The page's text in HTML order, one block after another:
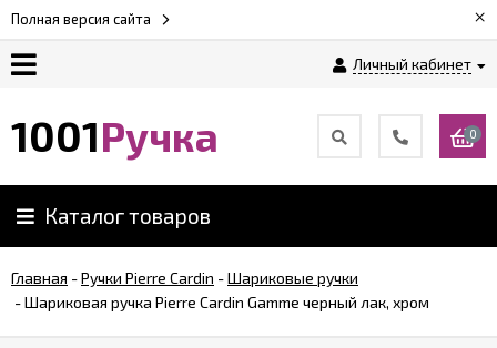
Полная версия сайта ×
Личный кабинет
Возврат
1001Ручка 0
Каталог товаров
Главная -Ручки Pierre Cardin -Шариковые ручки
-Шариковая ручка Pierre Cardin Gamme черный лак, хром